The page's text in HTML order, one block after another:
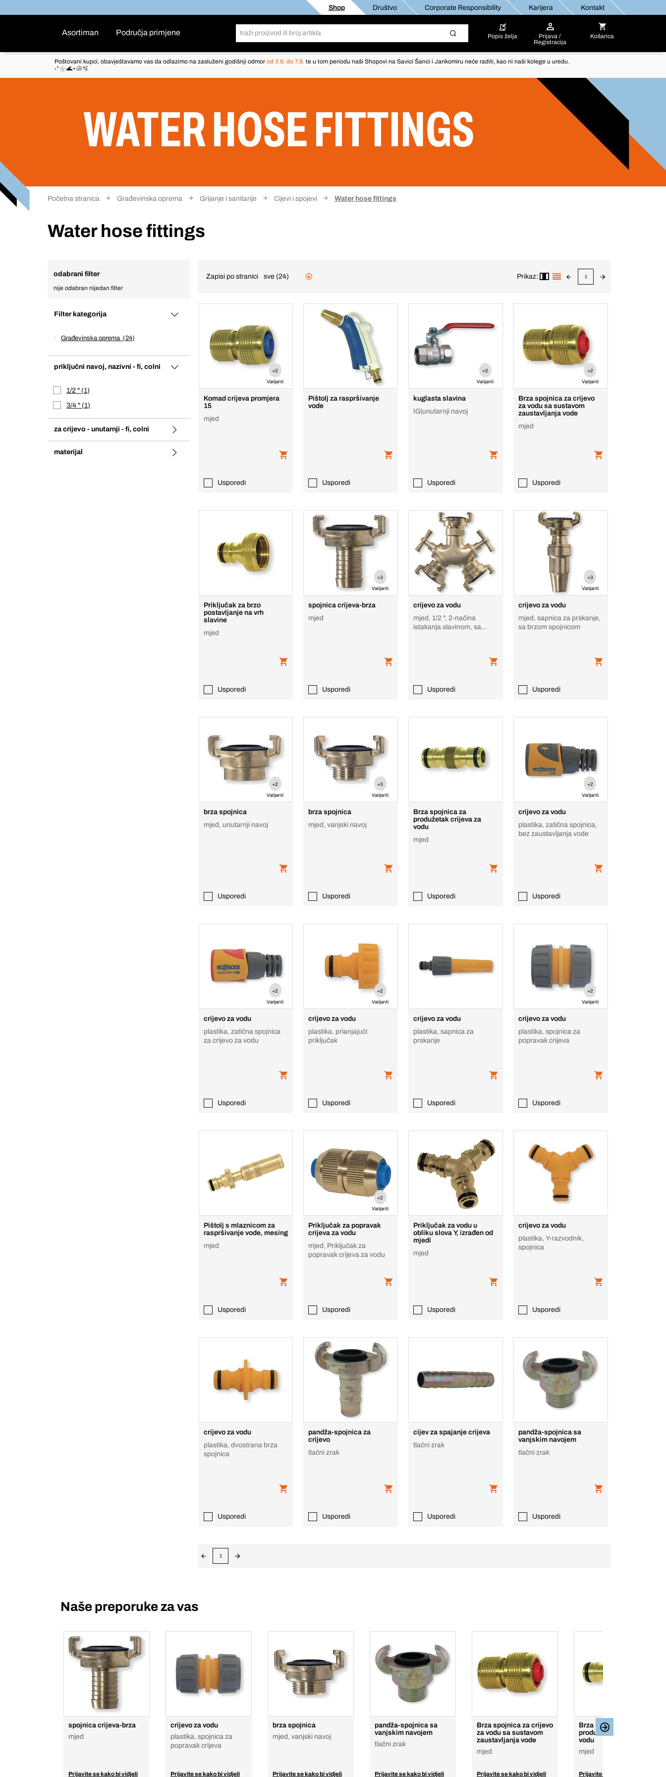
Shop Društvo Corporate Responsibility Karijera Kontakt
Asortiman Područja primjene Popis želja
Prijava /
Registracija
Košarica
Poštovani kupci, obavještavamo vas da odlazimo na zasluženi godišnji odmor od 3.8. do 7.8. te u tom periodu naši Shopovi na Savici Šanci i Jankomiru neće raditi, kao ni naši kolege u uredu.
˖°𓇼🌊⋆🐚🫧
WATER HOSE FITTINGS
Početna stranica Građevinska oprema Grijanje i sanitarije Cijevi i spojevi Water hose fittings
Water hose fittings
odabrani filter
nije odabran nijedan filter
Filter kategorija
Građevinska oprema 24
priključni navoj, nazivni - fi, colni
1/2 " 1
3/4 " 1
za crijevo - unutarnji - fi, colni
materijal
Zapisi po stranici sve (24) Prikaz: 1
+2
Varijanti
Komad crijeva promjera
15
mjed
Usporedi
Pištolj za raspršivanje
vode
Usporedi
+2
Varijanti
kuglasta slavina
IG|unutarnji navoj
Usporedi
+2
Varijanti
Brza spojnica za crijevo
za vodu sa sustavom
zaustavljanja vode
mjed
Usporedi
Priključak za brzo
postavljanje na vrh
slavine
mjed
Usporedi
+3
Varijanti
spojnica crijeva-brza
mjed
Usporedi
crijevo za vodu
mjed, 1/2 ", 2-načina
istakanja slavinom, sa
Usporedi
+3
Varijanti
crijevo za vodu
mjed, sapnica za prskanje,
sa brzom spojnicom
Usporedi
+2
Varijanti
brza spojnica
mjed, unutarnji navoj
Usporedi
+3
Varijanti
brza spojnica
mjed, vanjski navoj
Usporedi
Brza spojnica za
produžetak crijeva za
vodu
mjed
Usporedi
+2
Varijanti
crijevo za vodu
plastika, zatična spojnica,
bez zaustavljanja vode
Usporedi
+2
Varijanti
crijevo za vodu
plastika, zatična spojnica
za crijevo za vodu
Usporedi
+2
Varijanti
crijevo za vodu
plastika, prianjajući
priključak
Usporedi
crijevo za vodu
plastika, sapnica za
prskanje
Usporedi
+2
Varijanti
crijevo za vodu
plastika, spojnica za
popravak crijeva
Usporedi
Pištolj s mlaznicom za
raspršivanje vode, mesing
mjed
Usporedi
+2
Varijanti
Priključak za popravak
crijeva za vodu
mjed, Priključak za
popravak crijeva za vodu
Usporedi
Priključak za vodu u
obliku slova Y, izrađen od
mjedi
mjed
Usporedi
crijevo za vodu
plastika, Y-razvodnik,
spojnica
Usporedi
crijevo za vodu
plastika, dvostrana brza
spojnica
Usporedi
pandža-spojnica za
crijevo
tlačni zrak
Usporedi
cijev za spajanje crijeva
tlačni zrak
Usporedi
pandža-spojnica sa
vanjskim navojem
tlačni zrak
Usporedi
1
Naše preporuke za vas
spojnica crijeva-brza
mjed
Prijavite se kako bi vidjeli
crijevo za vodu
plastika, spojnica za
popravak crijeva
Prijavite se kako bi vidjeli
brza spojnica
mjed, vanjski navoj
Prijavite se kako bi vidjeli
pandža-spojnica sa
vanjskim navojem
tlačni zrak
Prijavite se kako bi vidjeli
Brza spojnica za crijevo
za vodu sa sustavom
zaustavljanja vode
mjed
Prijavite se kako bi vidjeli
Brza spojnica za
produžetak crijeva za
vodu
mjed
Prijavite se kako bi vidjeli